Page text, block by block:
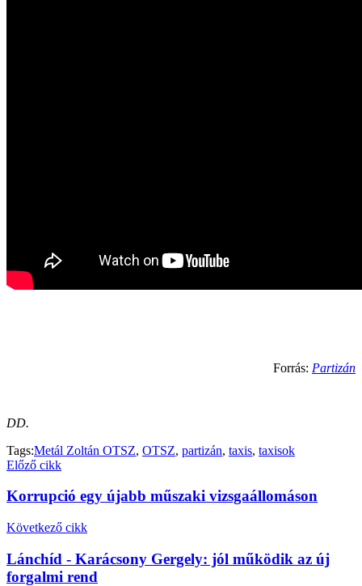
Forrás: Partizán
DD.
Tags:Metál Zoltán OTSZ, OTSZ, partizán, taxis, taxisok
Előző cikk
Korrupció egy újabb műszaki vizsgaállomáson
Következő cikk
Lánchíd - Karácsony Gergely: jól működik az új
forgalmi rend